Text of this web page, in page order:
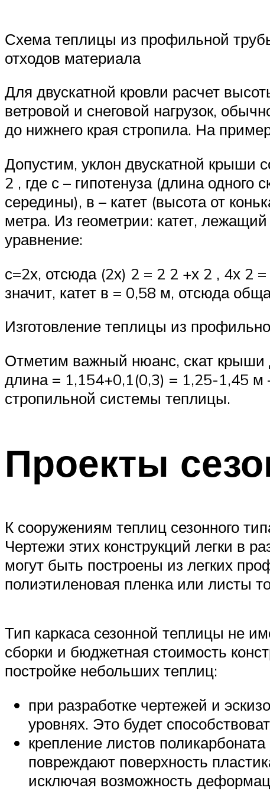
Схема теплицы из профильной
отходов материала
Для двускатной кровли расчет
ветровой и снеговой нагрузок,
до нижнего края стропила. На
Допустим, уклон двускатной крыши
2 , где с – гипотенуза (длина одного
середины), в – катет (высота от
метра. Из геометрии: катет,
уравнение:
с=2х, отсюда (2х) 2 = 2 2 +х 2 , 4х 2
значит, катет в = 0,58 м, отсюда
Изготовление теплицы из
Отметим важный нюанс, скат крыши
длина = 1,154+0,1(0,3) = 1,25-1,45 м
стропильной системы теплицы.
Проекты
К сооружениям теплиц сезонного
Чертежи этих конструкций легки в
могут быть построены из легких
полиэтиленовая пленка или листы
Тип каркаса сезонной теплицы не
сборки и бюджетная стоимость
постройке небольших теплиц:
при разработке чертежей и
уровнях. Это будет
крепление листов
повреждают поверхность
исключая возможность